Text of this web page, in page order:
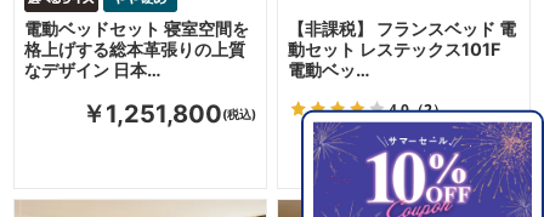
電動ベッドセット 寝室空間を
格上げする総本革張りの上質
なデザイン 日本…
￥1,251,800
【非課税】 フランスベッド 電
動セット レステックス101F
電動ベッ…
4.0（2）
￥313,000